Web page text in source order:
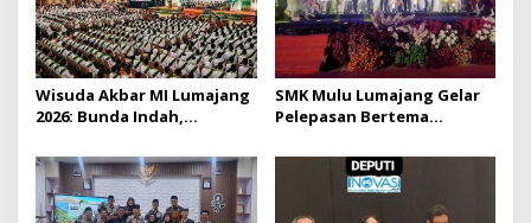
Wisuda Akbar MI Lumajang
2026: Bunda Indah,
yang Disemai dari
Madrasah
SMK Mulu Lumajang Gelar
Pelepasan Bertema